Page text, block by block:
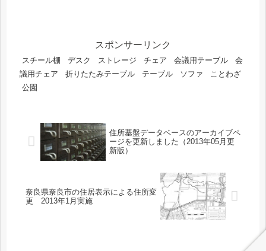
スポンサーリンク
スチール棚 デスク ストレージ チェア 会議用テーブル
会
議用チェア
折りたたみテーブル テーブル ソファ
ことわざ
公園
住所基盤データベースのアーカイブペ
ージを更新しました（2013年05月更
新版）
奈良県奈良市の住居表示による住所変
更 2013年1月実施